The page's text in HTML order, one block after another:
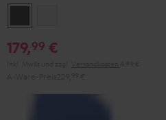
179,99 €